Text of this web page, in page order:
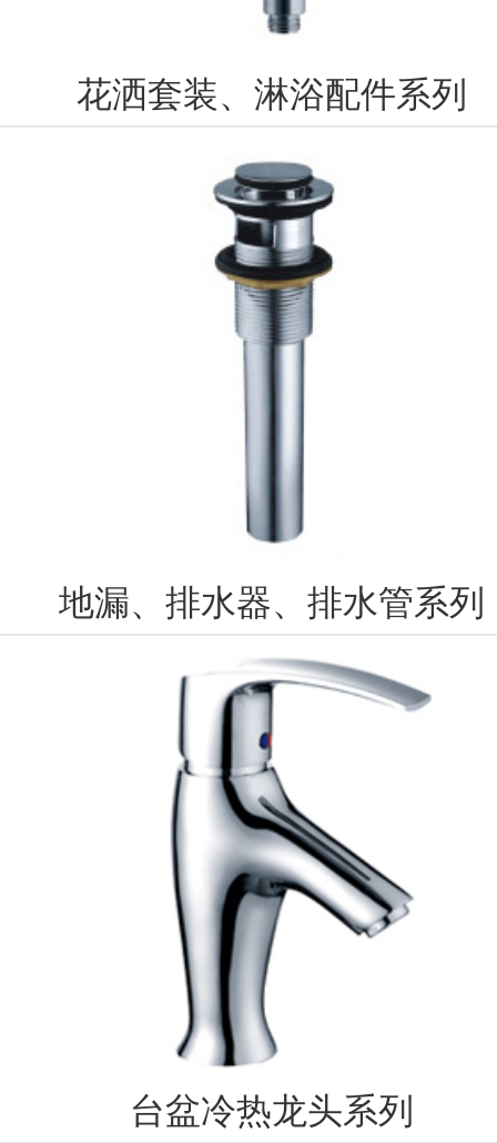
花洒套装、淋浴配件系列
地漏、排水器、排水管系列
台盆冷热龙头系列